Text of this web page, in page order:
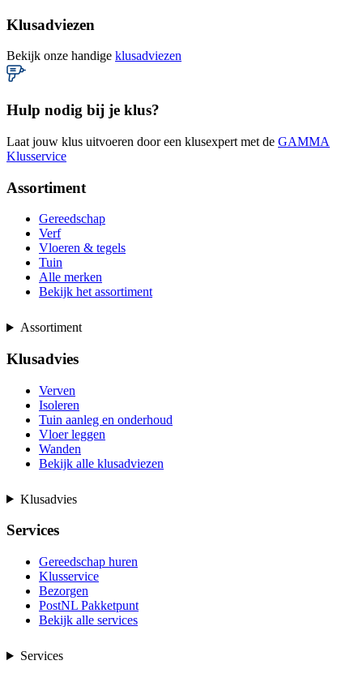
Klusadviezen
Bekijk onze handige klusadviezen
Hulp nodig bij je klus?
Laat jouw klus uitvoeren door een klusexpert met de GAMMA
Klusservice
Assortiment
Gereedschap
Verf
Vloeren & tegels
Tuin
Alle merken
Bekijk het assortiment
Assortiment
Klusadvies
Verven
Isoleren
Tuin aanleg en onderhoud
Vloer leggen
Wanden
Bekijk alle klusadviezen
Klusadvies
Services
Gereedschap huren
Klusservice
Bezorgen
PostNL Pakketpunt
Bekijk alle services
Services